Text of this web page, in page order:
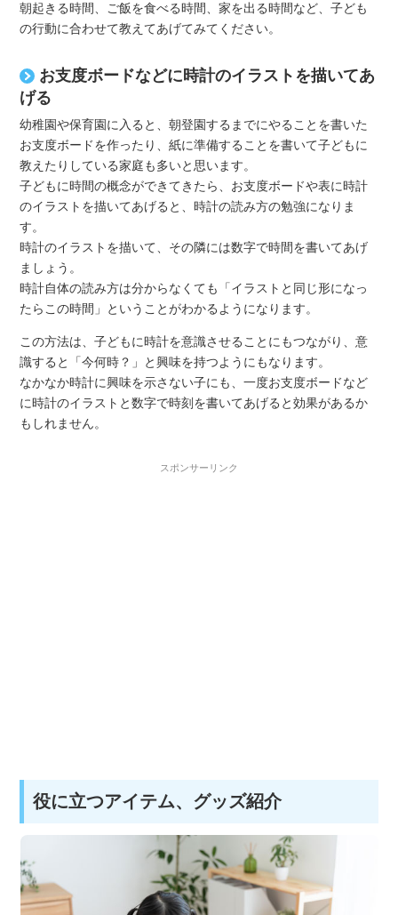
朝起きる時間、ご飯を食べる時間、家を出る時間など、子ども
の行動に合わせて教えてあげてみてください。
お支度ボードなどに時計のイラストを描いてあ
げる
幼稚園や保育園に入ると、朝登園するまでにやることを書いた
お支度ボードを作ったり、紙に準備することを書いて子どもに
教えたりしている家庭も多いと思います。
子どもに時間の概念ができてきたら、お支度ボードや表に時計
のイラストを描いてあげると、時計の読み方の勉強になりま
す。
時計のイラストを描いて、その隣には数字で時間を書いてあげ
ましょう。
時計自体の読み方は分からなくても「イラストと同じ形になっ
たらこの時間」ということがわかるようになります。
この方法は、子どもに時計を意識させることにもつながり、意
識すると「今何時？」と興味を持つようにもなります。
なかなか時計に興味を示さない子にも、一度お支度ボードなど
に時計のイラストと数字で時刻を書いてあげると効果があるか
もしれません。
スポンサーリンク
役に立つアイテム、グッズ紹介